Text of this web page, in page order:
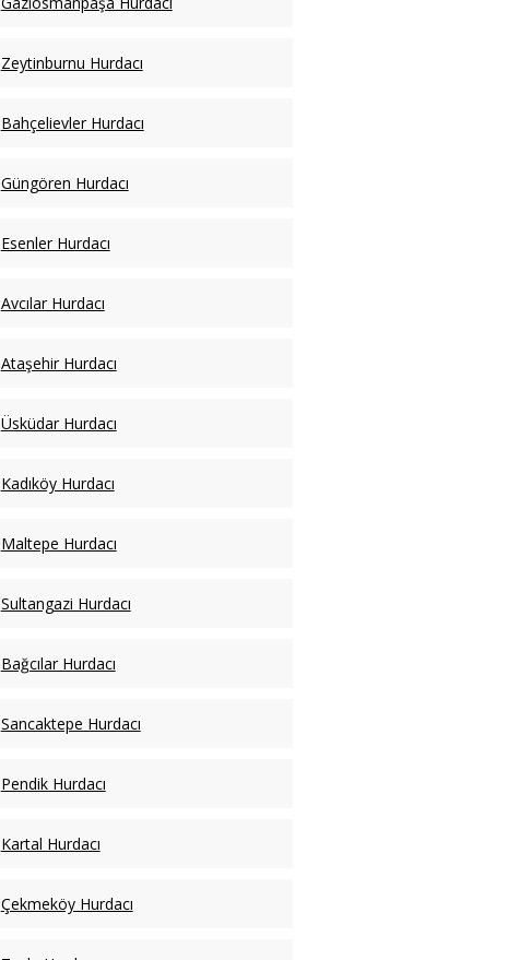
Zeytinburnu Hurdacı
Bahçelievler Hurdacı
Güngören Hurdacı
Esenler Hurdacı
Avcılar Hurdacı
Ataşehir Hurdacı
Üsküdar Hurdacı
Kadıköy Hurdacı
Maltepe Hurdacı
Sultangazi Hurdacı
Bağcılar Hurdacı
Sancaktepe Hurdacı
Pendik Hurdacı
Kartal Hurdacı
Çekmeköy Hurdacı